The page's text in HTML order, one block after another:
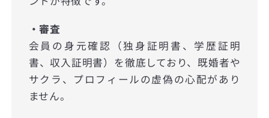
・審査
会員の身元確認（独身証明書、学歴証明
書、収入証明書）を徹底しており、既婚者や
サクラ、プロフィールの虚偽の心配があり
ません。